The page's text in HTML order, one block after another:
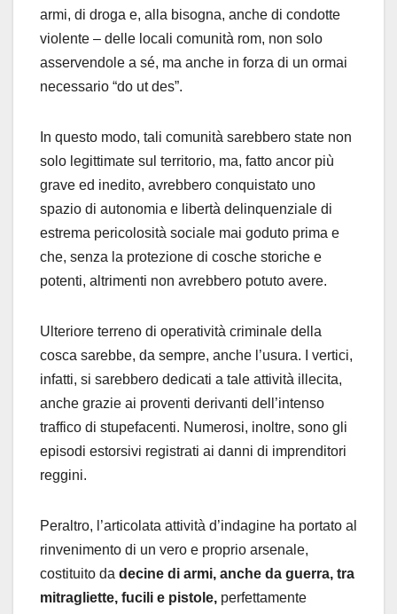
armi, di droga e, alla bisogna, anche di condotte
violente – delle locali comunità rom, non solo
asservendole a sé, ma anche in forza di un ormai
necessario “do ut des”.
In questo modo, tali comunità sarebbero state non
solo legittimate sul territorio, ma, fatto ancor più
grave ed inedito, avrebbero conquistato uno
spazio di autonomia e libertà delinquenziale di
estrema pericolosità sociale mai goduto prima e
che, senza la protezione di cosche storiche e
potenti, altrimenti non avrebbero potuto avere.
Ulteriore terreno di operatività criminale della
cosca sarebbe, da sempre, anche l’usura. I vertici,
infatti, si sarebbero dedicati a tale attività illecita,
anche grazie ai proventi derivanti dell’intenso
traffico di stupefacenti. Numerosi, inoltre, sono gli
episodi estorsivi registrati ai danni di imprenditori
reggini.
Peraltro, l’articolata attività d’indagine ha portato al
rinvenimento di un vero e proprio arsenale,
costituito da decine di armi, anche da guerra, tra
mitragliette, fucili e pistole, perfettamente